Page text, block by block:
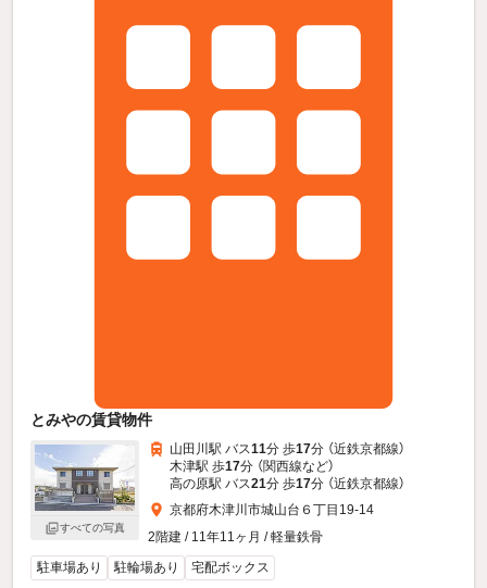
とみやの賃貸物件
すべての写真
山田川駅 バス11分 歩17分 （近鉄京都線）
木津駅 歩17分 （関西線など）
高の原駅 バス21分 歩17分 （近鉄京都線）
京都府木津川市城山台６丁目19-14
2階建 / 11年11ヶ月 / 軽量鉄骨
駐車場あり
駐輪場あり 宅配ボックス